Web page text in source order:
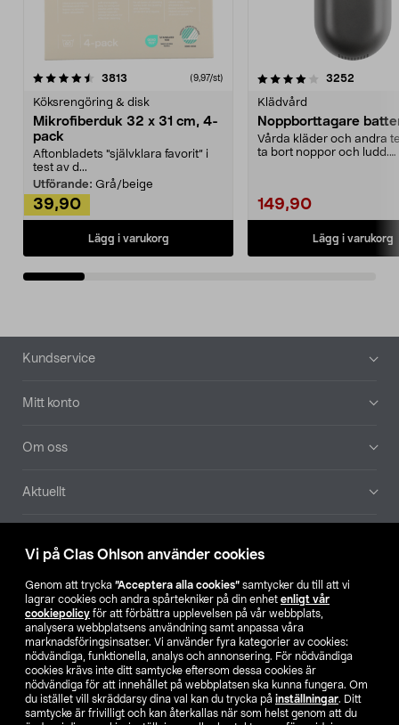
Vi på Clas Ohlson använder cookies
Genom att trycka ”Acceptera alla cookies” samtycker du till att vi
lagrar cookies och andra spårtekniker på din enhet enligt vår
cookiepolicy för att förbättra upplevelsen på vår webbplats,
analysera webbplatsens användning samt anpassa våra
marknadsföringsinsatser. Vi använder fyra kategorier av cookies:
nödvändiga, funktionella, analys och annonsering. För nödvändiga
cookies krävs inte ditt samtycke eftersom dessa cookies är
nödvändiga för att innehållet på webbplatsen ska kunna fungera. Om
du istället vill skräddarsy dina val kan du trycka på inställningar. Ditt
samtycke är frivilligt och kan återkallas när som helst genom att du
3813 (9,97/st)
Köksrengöring & disk
Mikrofiberduk 32 x 31 cm, 4-
pack
Aftonbladets "självklara favorit” i
test av d...
Utförande: Grå/beige
39,90
Lägg i varukorg
4.0av 5 stjärnor 3252
Klädvård
Noppborttagare
Vårda kläder och andra
ta bort noppor och ludd.
149,90
Lägg i varukorg
4.5av 5 stjärnor
Sidfot
Kundservice
Mitt konto
Om oss
Aktuellt
Hitta butik
SE NO FI